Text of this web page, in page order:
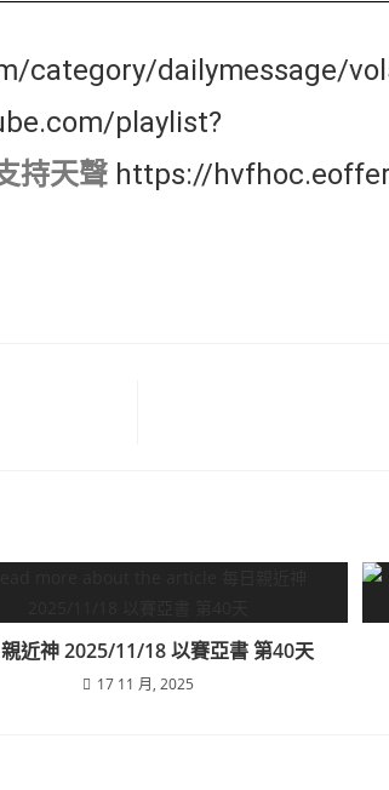
category/dailymessage/
playlist?
持天聲 https://
近神 2025/11/18 以賽亞書 第40天
17 11 月, 2025